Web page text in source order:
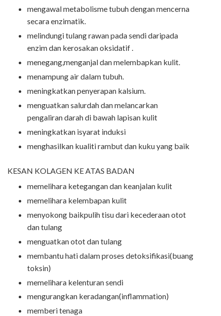
mengawal metabolisme tubuh dengan mencerna
secara enzimatik.
melindungi tulang rawan pada sendi daripada
enzim dan kerosakan oksidatif .
menegang,menganjal dan melembapkan kulit.
menampung air dalam tubuh.
meningkatkan penyerapan kalsium.
menguatkan salurdah dan melancarkan
pengaliran darah di bawah lapisan kulit
meningkatkan isyarat induksi
menghasilkan kualiti rambut dan kuku yang baik
KESAN KOLAGEN KE ATAS BADAN
memelihara ketegangan dan keanjalan kulit
memelihara kelembapan kulit
menyokong baikpulih tisu dari kecederaan otot
dan tulang
menguatkan otot dan tulang
membantu hati dalam proses detoksifikasi(buang
toksin)
memelihara kelenturan sendi
mengurangkan keradangan(inflammation)
memberi tenaga